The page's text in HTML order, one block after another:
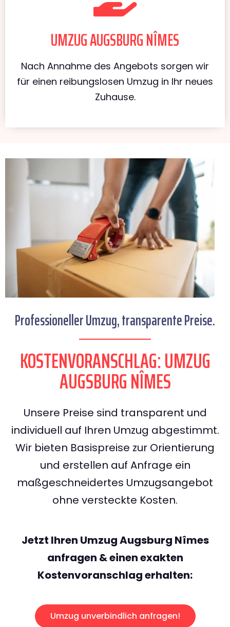
UMZUG AUGSBURG NÎMES
Nach Annahme des Angebots sorgen wir
für einen reibungslosen Umzug in Ihr neues
Zuhause.
Professioneller Umzug, transparente Preise.
KOSTENVORANSCHLAG: UMZUG
AUGSBURG NÎMES
Unsere Preise sind transparent und
individuell auf Ihren Umzug abgestimmt.
Wir bieten Basispreise zur Orientierung
und erstellen auf Anfrage ein
maßgeschneidertes Umzugsangebot
ohne versteckte Kosten.
Jetzt Ihren Umzug Augsburg Nîmes
anfragen & einen exakten
Kostenvoranschlag erhalten:
Umzug unverbindlich anfragen!